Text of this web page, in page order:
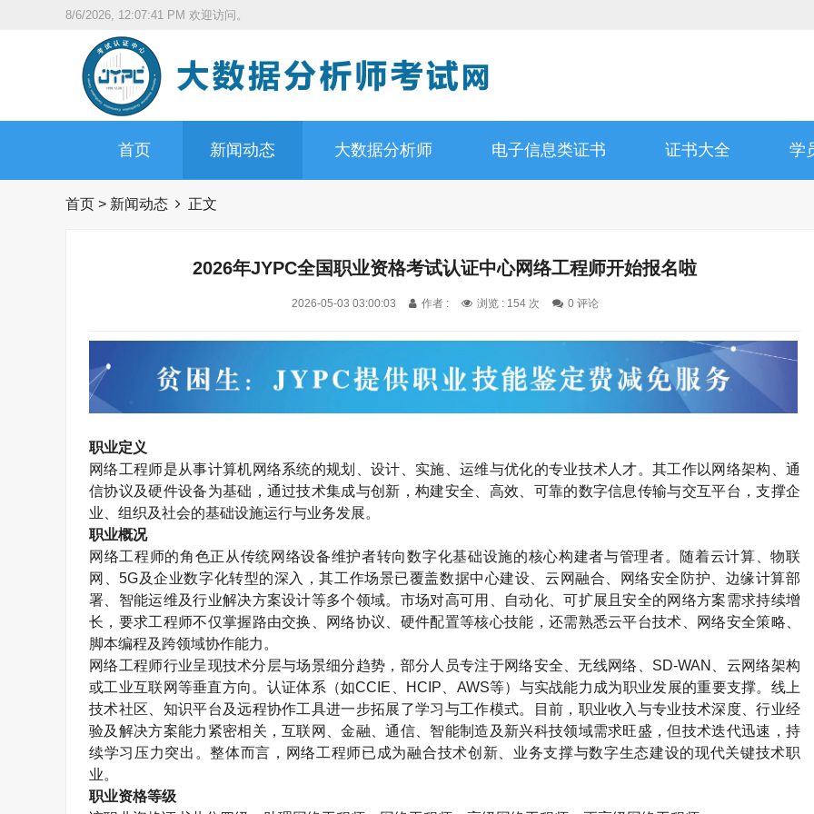
8/6/2026, 12:07:42 PM 欢迎访问。
首页 新闻动态 大数据分析师 电子信息类证书 证书大全 学
首页 > 新闻动态 正文
2026年JYPC全国职业资格考试认证中心网络工程师开始报名啦
2026-05-03 03:00:03 作者 : 浏览 : 154 次 0 评论
职业定义
网络工程师是从事计算机网络系统的规划、设计、实施、运维与优化的专业技术人才。其工作以网络架构、通
信协议及硬件设备为基础，通过技术集成与创新，构建安全、高效、可靠的数字信息传输与交互平台，支撑企
业、组织及社会的基础设施运行与业务发展。
职业概况
网络工程师的角色正从传统网络设备维护者转向数字化基础设施的核心构建者与管理者。随着云计算、物联
网、5G及企业数字化转型的深入，其工作场景已覆盖数据中心建设、云网融合、网络安全防护、边缘计算部
署、智能运维及行业解决方案设计等多个领域。市场对高可用、自动化、可扩展且安全的网络方案需求持续增
长，要求工程师不仅掌握路由交换、网络协议、硬件配置等核心技能，还需熟悉云平台技术、网络安全策略、
脚本编程及跨领域协作能力。
网络工程师行业呈现技术分层与场景细分趋势，部分人员专注于网络安全、无线网络、 SD-WAN
、云网络架构
或工业互联网等垂直方向。认证体系（如CCIE HCIP AWS等）与实战能力成为职业发展的重要支撑。线上
技术社区、知识平台及远程协作工具进一步拓展了学习与工作模式。目前，职业收入与专业技术深度、行业经
验及解决方案能力紧密相关，互联网、金融、通信、智能制造及新兴科技领域需求旺盛，但技术迭代迅速，持
续学习压力突出。整体而言，网络工程师已成为融合技术创新、业务支撑与数字生态建设的现代关键技术职
业。
职业资格等级